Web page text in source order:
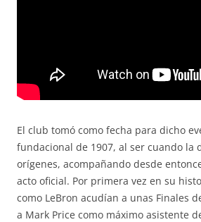
El club tomó como fecha para dicho
fundacional de 1907, al ser cuando la
orígenes, acompañando desde
acto oficial. Por primera vez en su
como LeBron acudían a unas Finales
a Mark Price como máximo asistente